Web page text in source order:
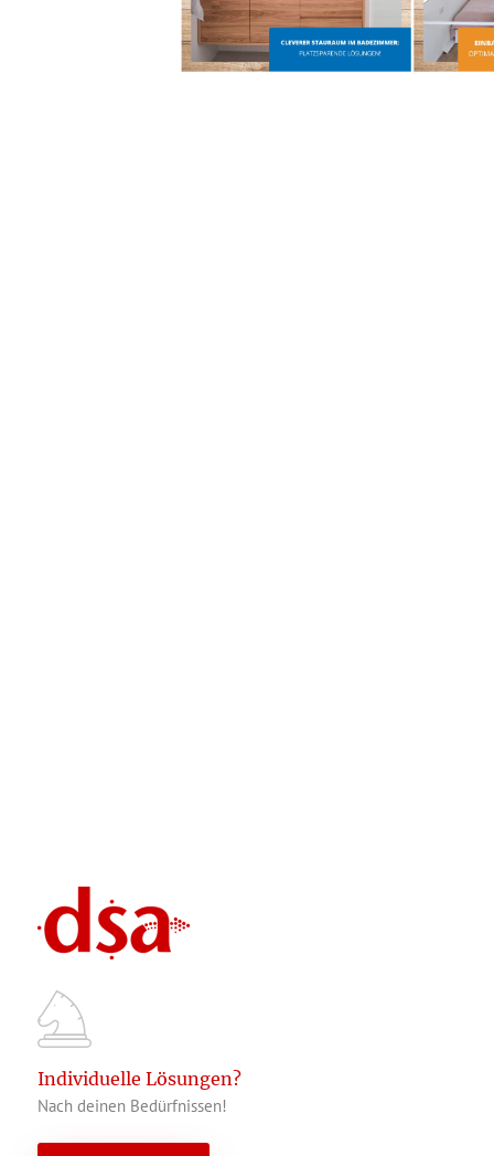
Individuelle Lösungen?
Nach deinen Bedürfnissen!